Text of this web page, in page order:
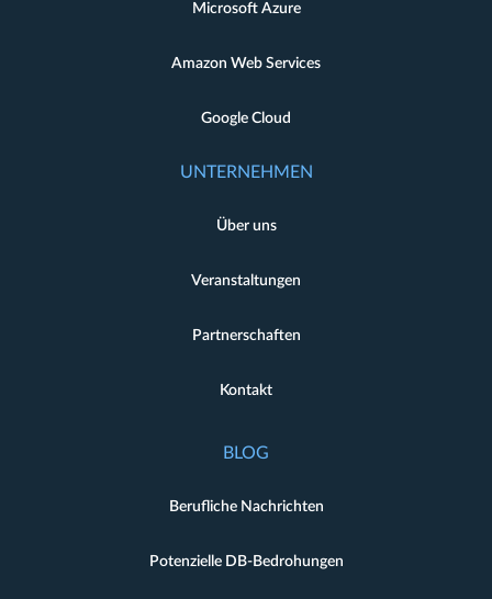
Microsoft Azure
Amazon Web Services
Google Cloud
UNTERNEHMEN
Über uns
Veranstaltungen
Partnerschaften
Kontakt
BLOG
Berufliche Nachrichten
Potenzielle DB-Bedrohungen